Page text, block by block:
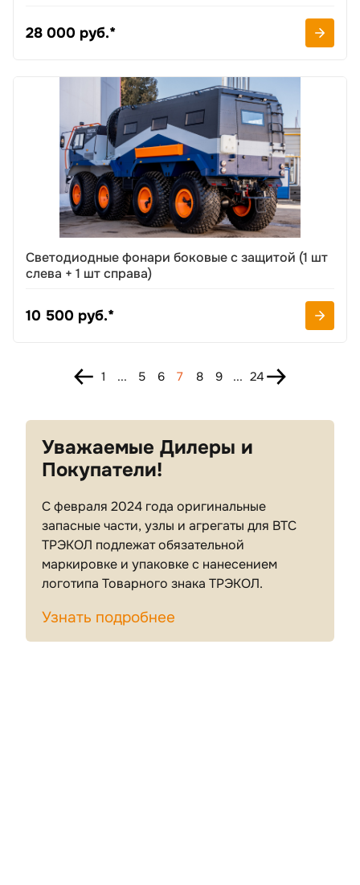
28 000 руб.*
Светодиодные фонари боковые с защитой (1 шт
слева + 1 шт справа)
10 500 руб.*
1 ... 5 6 7 8 9 ... 24
Уважаемые Дилеры и
Покупатели!
С февраля 2024 года оригинальные
запасные части, узлы и агрегаты для ВТС
ТРЭКОЛ подлежат обязательной
маркировке и упаковке с нанесением
логотипа Товарного знака ТРЭКОЛ.
Узнать подробнее